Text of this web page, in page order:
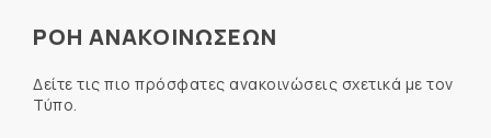
ΡΟΗ ΑΝΑΚΟΙΝΩΣΕΩΝ
Δείτε τις πιο πρόσφατες ανακοινώσεις σχετικά με τον
Τύπο.